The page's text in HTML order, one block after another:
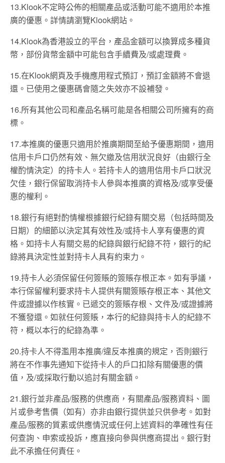
13.Klook不定時公佈的相關產品或活動可能不適用於本推
廣的優惠。詳情請瀏覽Klook網站。
14.Klook為香港設立的平台，產品金額可以換算成多種貨
幣，部份貨幣金額中可能包含手續費及/或處理費。
15.在Klook網頁及手機應用程式預訂，預訂金額將不會退
還。已使用之優惠碼會隨之失效亦不設補發。
16.所有其他公司和產品名稱可能是各相關公司所擁有的商
標。
17.本推廣的優惠只適用於推廣期間至給予優惠期間，適用
信用卡戶口仍然有效、無欠繳及信用狀況良好（由銀行全
權酌情決定）的持卡人。若持卡人的適用信用卡戶口狀況
欠佳，銀行保留取消持卡人參與本推廣的資格及/或享受優
惠的權利。
18.銀行有絕對酌情權根據銀行紀錄有關交易（包括時間及
日期）的細節以決定其有效性及/或持卡人享有優惠的資
格。如持卡人有關交易的紀錄與銀行紀錄不符，銀行的紀
錄將具決定性並對持卡人具有約束力。
19.持卡人必須保留任何簽賬的簽賬存根正本。如有爭議，
本行保留權利要求持卡人提供有關簽賬存根正本、其他文
件或證據以作核實。已遞交的簽賬存根、文件及/或證據將
不獲發還。如就任何簽賬，本行的紀錄與持卡人的紀錄不
符，概以本行的紀錄為準。
20.持卡人不得濫用本推廣/違反本推廣的規定，否則銀行
將在不作事先通知下從持卡人的戶口扣除有關優惠的價
值，及/或採取行動以追討有關金額。
21.銀行並非產品/服務的供應商，有關產品/服務資料、圖
片或參考售價（如有）亦非由銀行提供並只供參考。如對
產品/服務的質素或供應情況或任何上述資料的準確性有任
何查詢、申索或投訴，應直接向參與供應商提出。銀行對
此不承擔任何責任。